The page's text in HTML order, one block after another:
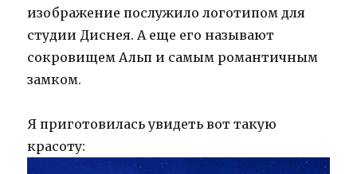
изображение послужило логотипом для
студии Диснея. А еще его называют
сокровищем Альп и самым романтичным
замком.
Я приготовилась увидеть вот такую
красоту: